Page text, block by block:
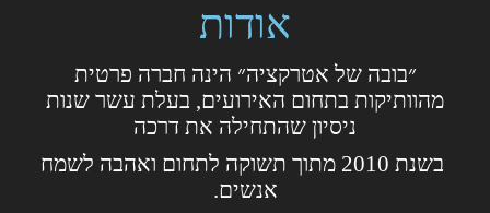
אודות
״בובה של אטרקציה״ הינה חברה פרטית
מהוותיקות בתחום האירועים, בעלת עשר שנות
ניסיון שהתחילה את דרכה
בשנת 2010 מתוך תשוקה לתחום ואהבה לשמח
אנשים.